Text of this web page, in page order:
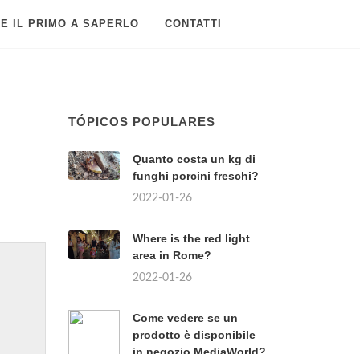
IL PRIMO A SAPERLO CONTATTI
TÓPICOS POPULARES
Quanto costa un kg di
funghi porcini freschi?
2022-01-26
Where is the red light
area in Rome?
2022-01-26
Come vedere se un
prodotto è disponibile